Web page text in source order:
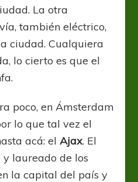
La otra
también eléctrico,
ciudad. Cualquiera
lo cierto es que el
poco, en Ámsterdam
lo que tal vez el
acá: elAjax. El
laureado de los
la capital del país y